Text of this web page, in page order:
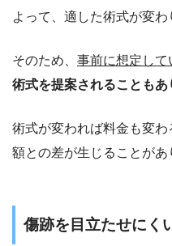
よって、適した術式が変わ
そのため、 事前に想定し
術式を提案されることもあ
術式が変われば料金も変
額との差が生じることがあ
傷跡を目立たせにく